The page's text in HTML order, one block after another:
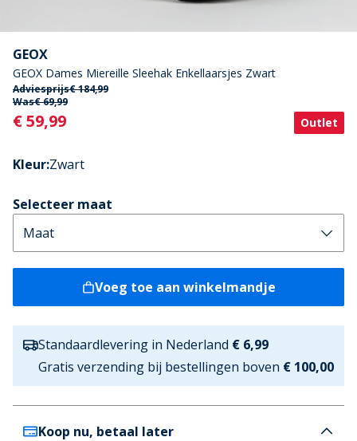
GEOX
GEOX Dames Miereille Sleehak Enkellaarsjes Zwart
Adviesprijs€ 184,99
Was€ 69,99
Current
€ 59,99 Outlet
Kleur:Zwart
Selecteer maat
Voeg toe aan winkelmandje
Standaardlevering in Nederland € 6,99
Gratis verzending bij bestellingen boven € 100,00
Koop nu, betaal later